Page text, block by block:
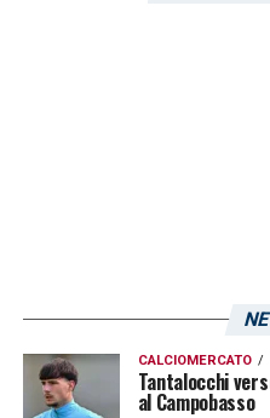
CALCIOMERCATO
Tantalocchi
al Campobasso